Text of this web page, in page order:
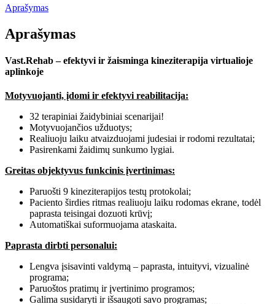
Aprašymas
Aprašymas
Vast.Rehab – efektyvi ir žaisminga kineziterapija virtualioje
aplinkoje
Motyvuojanti, įdomi ir efektyvi reabilitacija:
32 terapiniai žaidybiniai scenarijai!
Motyvuojančios užduotys;
Realiuoju laiku atvaizduojami judesiai ir rodomi rezultatai;
Pasirenkami žaidimų sunkumo lygiai.
Greitas objektyvus funkcinis įvertinimas:
Paruošti 9 kineziterapijos testų protokolai;
Paciento širdies ritmas realiuoju laiku rodomas ekrane, todėl
paprasta teisingai dozuoti krūvį;
Automatiškai suformuojama ataskaita.
Paprasta dirbti personalui:
Lengva įsisavinti valdymą – paprasta, intuityvi, vizualinė
programa;
Paruoštos pratimų ir įvertinimo programos;
Galima susidaryti ir išsaugoti savo programas;